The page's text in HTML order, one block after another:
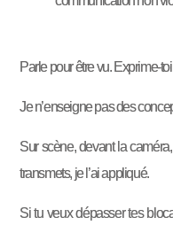
Parle pour être vu. Exprime-
Je n’enseigne pas des
Sur scène, devant la
transmets, je l’ai appliqué.
Si tu veux dépasser tes